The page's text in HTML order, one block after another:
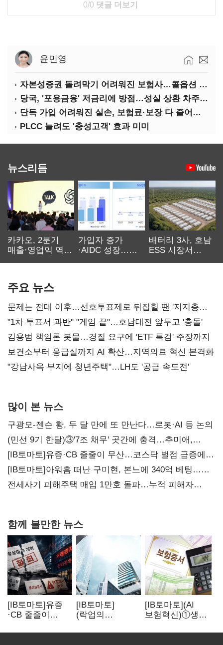
0/0 댓글 더보기
윤민영
자본성증권 돌려막기 어려워진 보험사…콜옵션 부담 급증
당국, '포용금융' 저금리에 방점…성실 상환 차주는 '역차별'
단독 가입 어려워진 실손, 보험료·보장 다 줄어든 5세대는?
PLCC 늘려도 '충성고객' 효과 미미
뉴스리듬
카카오, 2분기
매출·영업익 역대
가입자 증가
·AIDC 성장…
배터리 3사, 호남
ESS 시장서
주요 뉴스
문제는 전대 이후…선호투표제로 뒤집힐 땐 '지지층
불복'
"1차 투표서 과반" "게임 끝"…호남대전 앞두고 '충돌'
김용범 책임론 봇물…경질 요구에 'ETF 특검' 주장까지
보건소부터 응급실까지 AI 확산…지역의료 혁신 본격화
"강남사옥 부지에 청년주택"…LH도 '공급 속도전'
많이 본 뉴스
구광모-젠슨 황, 두 달 만에 또 만난다…로봇·AI 등 논의
(민선 9기 한달)③'7조 채무' 곳간에 충격…추미애,
20년만에 '비상재정' 선언 승부수
[IB토마토]유증·CB 줄줄이 무산…코스닥 벌점 급증에
상폐 압박
[IB토마토]아워홈 떠난 구미현, 본느에 340억 베팅…
가족 지배체제 구축
전세사기 피해주택 매입 1만호 돌파…누적 피해자
함께 볼만한 뉴스
[IB토마토]유증
·CB 줄줄이
벌점 급증에 상폐
[IB토마토]
(락업의
뛰자 첫날 매도…
[IB토마토](AI
보험혁신)①생산
개선…현실은